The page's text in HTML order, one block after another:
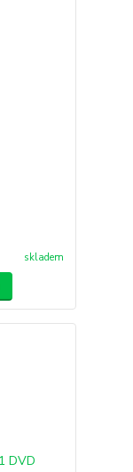
skladem